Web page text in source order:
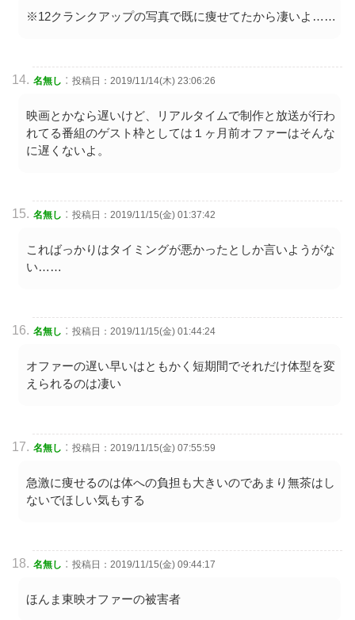
※12クランクアップの写真で既に痩せてたから凄いよ……
名無し : 投稿日：2019/11/14(木) 23:06:26
映画とかなら遅いけど、リアルタイムで制作と放送が行わ
れてる番組のゲスト枠としては１ヶ月前オファーはそんな
に遅くないよ。
名無し : 投稿日：2019/11/15(金) 01:37:42
こればっかりはタイミングが悪かったとしか言いようがな
い……
名無し : 投稿日：2019/11/15(金) 01:44:24
オファーの遅い早いはともかく短期間でそれだけ体型を変
えられるのは凄い
名無し : 投稿日：2019/11/15(金) 07:55:59
急激に痩せるのは体への負担も大きいのであまり無茶はし
ないでほしい気もする
名無し : 投稿日：2019/11/15(金) 09:44:17
ほんま東映オファーの被害者